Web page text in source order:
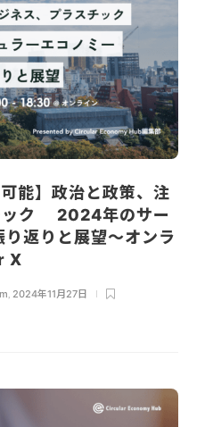
能】政治と政策、注
ック 2024年のサー
返りと展望～オンラ
X
2024年11月27日